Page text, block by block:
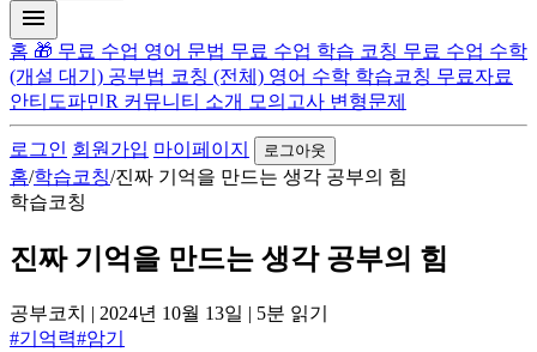
menu
홈 🎁 무료 수업 영어 문법 무료 수업 학습 코칭 무료 수업 수학
(개설 대기) 공부법 코칭 (전체) 영어 수학 학습코칭 무료자료
안티도파민R 커뮤니티 소개 모의고사 변형문제
로그인 회원가입 마이페이지 로그아웃
홈/학습코칭/진짜 기억을 만드는 생각 공부의 힘
학습코칭
진짜 기억을 만드는 생각 공부의 힘
공부코치 | 2024년 10월 13일 | 5분 읽기
#기억력#암기